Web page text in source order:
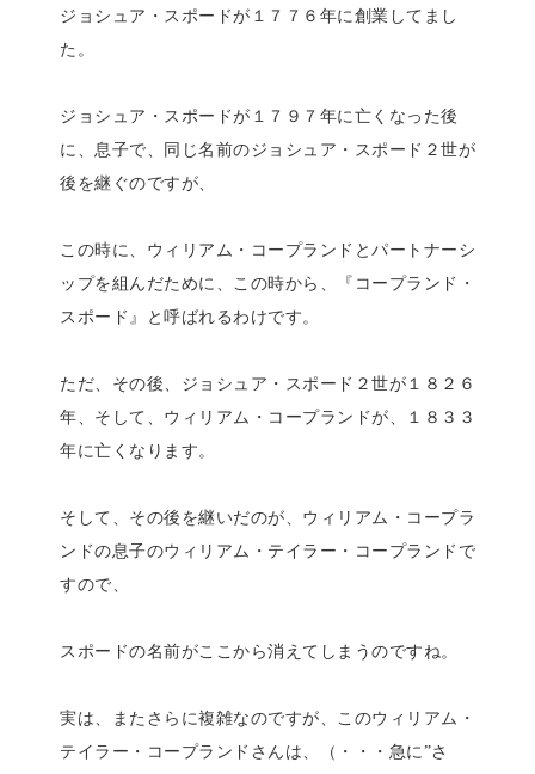
ジョシュア・スポードが１７７６年に創業してまし
た。
ジョシュア・スポードが１７９７年に亡くなった後
に、息子で、同じ名前のジョシュア・スポード２世が
後を継ぐのですが、
この時に、ウィリアム・コープランドとパートナーシ
ップを組んだために、この時から、『コープランド・
スポード』と呼ばれるわけです。
ただ、その後、ジョシュア・スポード２世が１８２６
年、そして、ウィリアム・コープランドが、１８３３
年に亡くなります。
そして、その後を継いだのが、ウィリアム・コープラ
ンドの息子のウィリアム・テイラー・コープランドで
すので、
スポードの名前がここから消えてしまうのですね。
実は、またさらに複雑なのですが、このウィリアム・
テイラー・コープランドさんは、（・・・急に”さ